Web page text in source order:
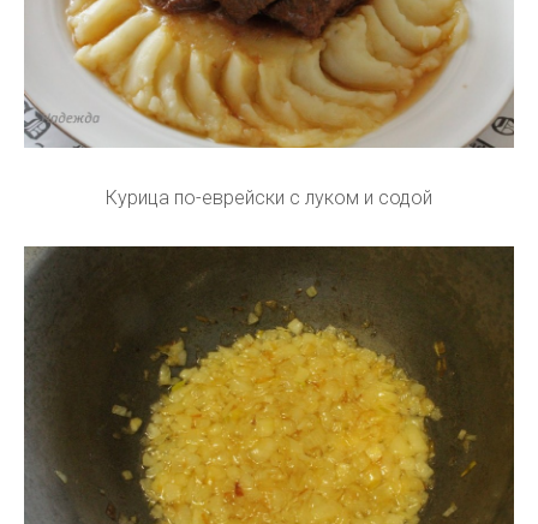
Курица по-еврейски с луком и содой